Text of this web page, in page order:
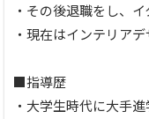
・その後退職をし、
・現在はインテリア
■指導歴
・大学生時代に大手